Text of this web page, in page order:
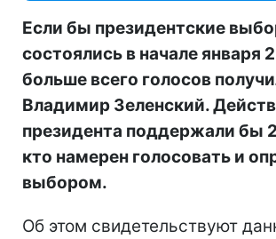
Если бы президентские
состоялись в начале января
больше всего голосов
Владимир Зеленский.
президента поддержали бы
кто намерен голосовать и
выбором.
Об этом свидетельствуют